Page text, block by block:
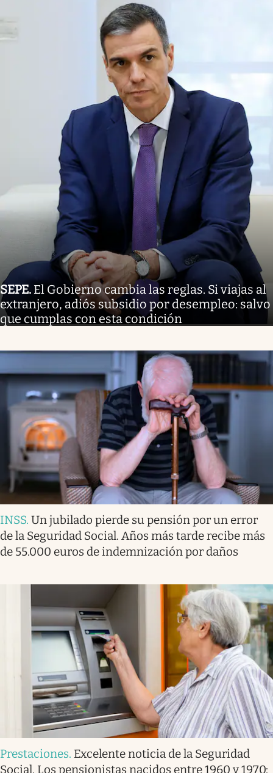
SEPE. El Gobierno cambia las reglas. Si viajas al
extranjero, adiós subsidio por desempleo: salvo
que cumplas con esta condición
INSS. Un jubilado pierde su pensión por un error
de la Seguridad Social. Años más tarde recibe más
de 55.000 euros de indemnización por daños
Prestaciones. Excelente noticia de la Seguridad
Social. Los pensionistas nacidos entre 1960 y 1970: